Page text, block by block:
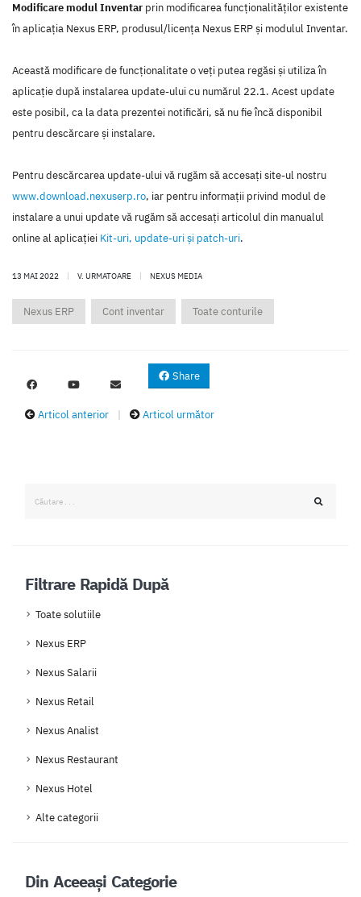
Modificare modul Inventar prin modificarea funcţionalităţilor existente
în aplicaţia Nexus ERP, produsul/licenţa Nexus ERP şi modulul Inventar.
Această modificare de funcţionalitate o veţi putea regăsi şi utiliza în
aplicaţie după instalarea update-ului cu numărul 22.1. Acest update
este posibil, ca la data prezentei notificări, să nu fie încă disponibil
pentru descărcare şi instalare.
Pentru descărcarea update-ului vă rugăm să accesaţi site-ul nostru
www.download.nexuserp.ro, iar pentru informaţii privind modul de
instalare a unui update vă rugăm să accesaţi articolul din manualul
online al aplicaţiei Kit-uri, update-uri şi patch-uri.
13 MAI 2022 | V. URMATOARE | NEXUS MEDIA
Nexus ERP Cont inventar Toate conturile
Share
Articol anterior | Articol următor
Filtrare Rapidă După
Toate solutiile
Nexus ERP
Nexus Salarii
Nexus Retail
Nexus Analist
Nexus Restaurant
Nexus Hotel
Alte categorii
Din Aceeași Categorie